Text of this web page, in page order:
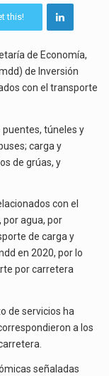
Los créditos fiscales determinados a empresas IMMEX rara vez nacen de una interpretación equivocada de…
La inversión fija bruta en México registró un aumento de 1.1% interanual en mayo de…
El Departamento de Agricultura de Estados Unidos (USDA) suspendió el 5 de agosto de 2026…
this!
de Economía,
de Inversión
con el transporte
puentes, túneles y
carga y
de grúas, y
con el
agua, por
de carga y
en 2020, por lo
por carretera
de servicios ha
a los
señaladas